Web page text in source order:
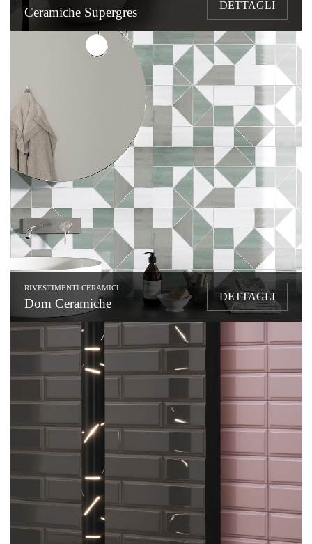
Ceramiche Supergres DETTAGLI
RIVESTIMENTI CERAMICI
Dom Ceramiche DETTAGLI